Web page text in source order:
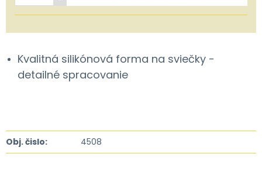
Kvalitná silikónová forma na sviečky -
detailné spracovanie
Obj. čislo: 4508